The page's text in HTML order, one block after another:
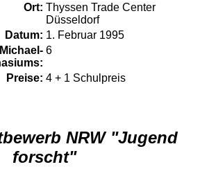
Ort: Thyssen Trade Center
Düsseldorf
Datum: 1. Februar 1995
6
Preise: 4 + 1 Schulpreis
NRW "Jugend
forscht"